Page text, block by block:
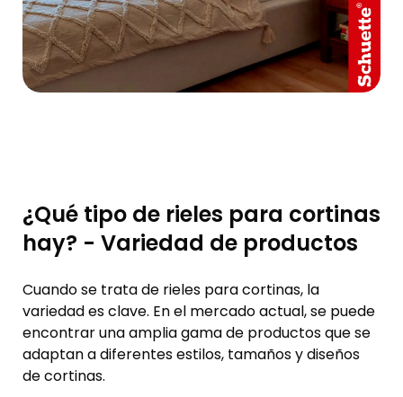
¿Qué tipo de rieles para cortinas
hay? - Variedad de productos
Cuando se trata de rieles para cortinas, la
variedad es clave. En el mercado actual, se puede
encontrar una amplia gama de productos que se
adaptan a diferentes estilos, tamaños y diseños
de cortinas.